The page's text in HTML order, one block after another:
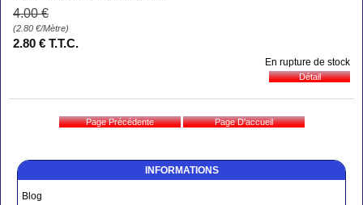
INFORMATIONS
Blog
4.00 €
(2.80 €/Mètre)
2.80 € T.T.C.
En rupture de stock